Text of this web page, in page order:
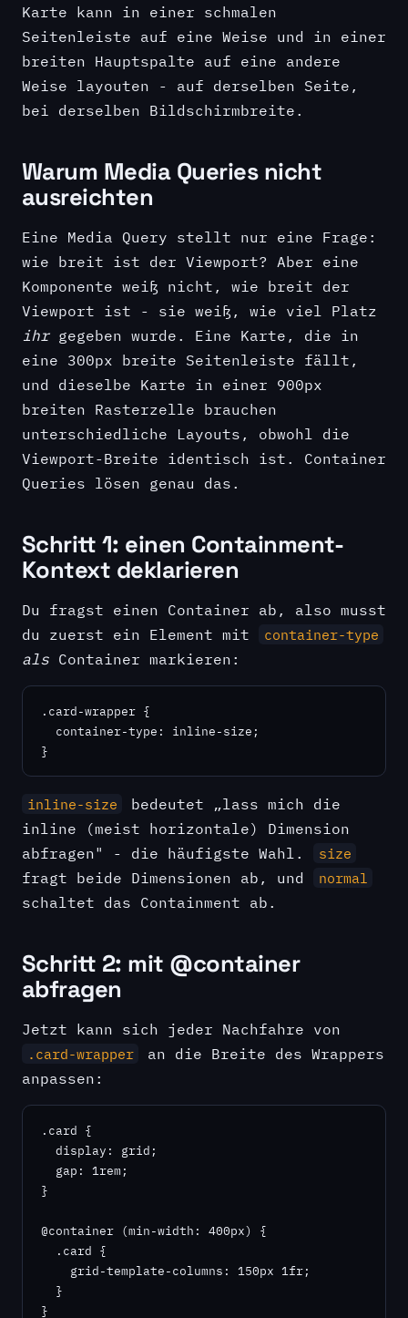
Karte kann in einer schmalen
Seitenleiste auf eine Weise und in einer
breiten Hauptspalte auf eine andere
Weise layouten - auf derselben Seite,
bei derselben Bildschirmbreite.
Warum Media Queries nicht
ausreichten
Eine Media Query stellt nur eine Frage:
wie breit ist der Viewport? Aber eine
Komponente weiß nicht, wie breit der
Viewport ist - sie weiß, wie viel Platz
ihrgegeben wurde. Eine Karte, die in
eine 300px breite Seitenleiste fällt,
und dieselbe Karte in einer 900px
breiten Rasterzelle brauchen
unterschiedliche Layouts, obwohl die
Viewport-Breite identisch ist. Container
Queries lösen genau das.
Schritt 1: einen Containment-
Kontext deklarieren
Du fragst einen Container ab, also musst
du zuerst ein Element mit
container-type
als Container markieren:
.card-wrapper {
  container-type: inline-size;
}
inline-size
bedeutet „lass mich die
inline (meist horizontale) Dimension
abfragen" - die häufigste Wahl.
size
fragt beide Dimensionen ab, und normal
schaltet das Containment ab.
Schritt 2: mit @container
abfragen
Jetzt kann sich jeder Nachfahre von
.card-wrapper
an die Breite des Wrappers
anpassen:
.card {
  display: grid;
  gap: 1rem;
}
@container (min-width: 400px) {
  .card {
    grid-template-columns: 150px 1fr;
  }
}